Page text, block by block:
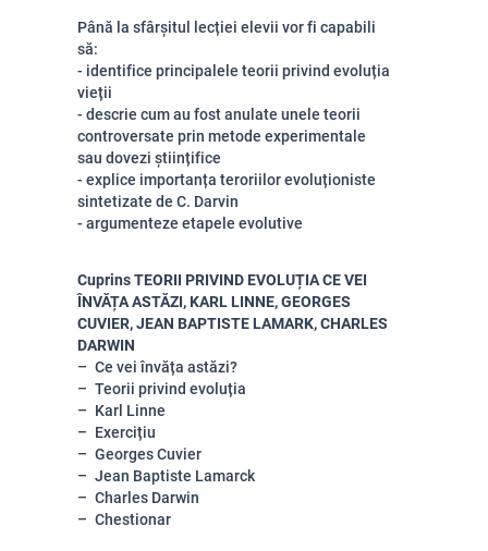
Până la sfârșitul lecției elevii vor fi capabili
să:
- identifice principalele teorii privind evoluția
vieții
- descrie cum au fost anulate unele teorii
controversate prin metode experimentale
sau dovezi științifice
- explice importanța teroriilor evoluționiste
sintetizate de C. Darvin
- argumenteze etapele evolutive
Cuprins TEORII PRIVIND EVOLUȚIA CE VEI
ÎNVĂȚA ASTĂZI, KARL LINNE, GEORGES
CUVIER, JEAN BAPTISTE LAMARK, CHARLES
DARWIN
Ce vei învăța astăzi?
Teorii privind evoluția
Karl Linne
Exercițiu
Georges Cuvier
Jean Baptiste Lamarck
Charles Darwin
Chestionar